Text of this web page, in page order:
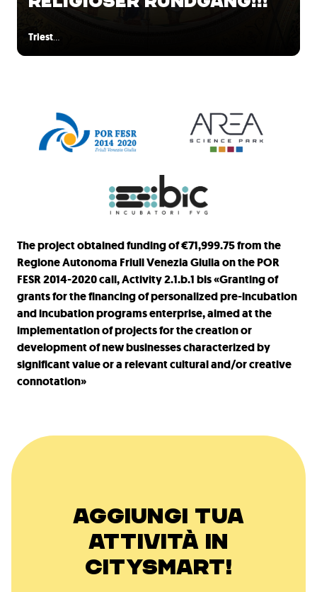
Triest…
The project obtained funding of €71,999.75 from the
Regione Autonoma Friuli Venezia Giulia on the POR
FESR 2014-2020 call, Activity 2.1.b.1 bis «Granting of
grants for the financing of personalized pre-incubation
and incubation programs enterprise, aimed at the
implementation of projects for the creation or
development of new businesses characterized by
significant value or a relevant cultural and/or creative
connotation»
AGGIUNGI TUA
ATTIVITÀ IN
CITYSMART!